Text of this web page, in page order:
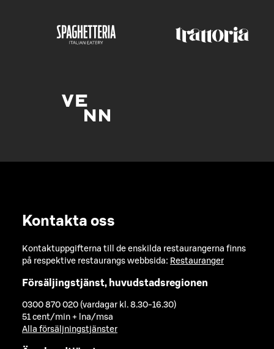
Kontakta oss
Kontaktuppgifterna till de enskilda restaurangerna finns
på respektive restaurangs webbsida: Restauranger
Försäljingstjänst, huvudstadsregionen
0300 870 020 (vardagar kl. 8.30-16.30)
51 cent/min + lna/msa
Alla försäljningstjänster